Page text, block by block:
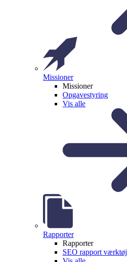
Missioner
Missioner
Opgavestyring
Vis alle
Rapporter
Rapporter
SEO rapport værktøj